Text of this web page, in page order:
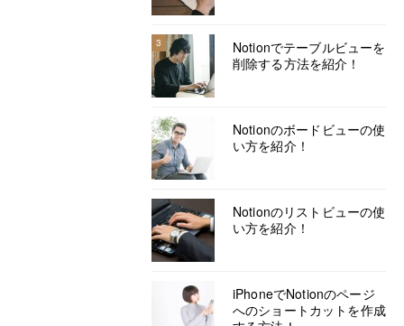
3
Notionでテーブルビューを
削除する方法を紹介！
Notionのボードビューの使
い方を紹介！
Notionのリストビューの使
い方を紹介！
iPhoneでNotionのページ
へのショートカットを作成